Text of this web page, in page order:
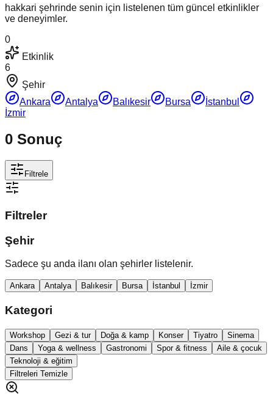
hakkari şehrinde senin için listelenen tüm güncel etkinlikler
ve deneyimler.
0
Etkinlik
6
Şehir
Ankara
Antalya Balıkesir Bursa
İstanbul
İzmir
0 Sonuç
Filtrele
Filtreler
Şehir
Sadece şu anda ilanı olan şehirler listelenir.
Ankara Antalya Balıkesir Bursa İstanbul İzmir
Kategori
Workshop Gezi & tur Doğa & kamp Konser Tiyatro
Sinema
Dans
Yoga & wellness Gastronomi Spor & fitness
Aile & çocuk
Teknoloji & eğitim
Filtreleri Temizle